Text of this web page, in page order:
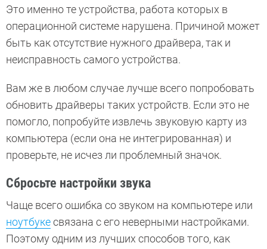
Это именно те устройства, работа которых в
операционной системе нарушена. Причиной может
быть как отсутствие нужного драйвера, так и
неисправность самого устройства.
Вам же в любом случае лучше всего попробовать
обновить драйверы таких устройств. Если это не
помогло, попробуйте извлечь звуковую карту из
компьютера (если она не интегрированная) и
проверьте, не исчез ли проблемный значок.
Сбросьте настройки звука
Чаще всего ошибка со звуком на компьютере или
ноутбукесвязана с его неверными настройками.
Поэтому одним из лучших способов того, как